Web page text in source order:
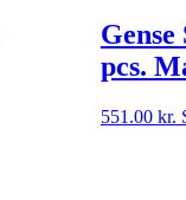
pcs.
551.00 kr.